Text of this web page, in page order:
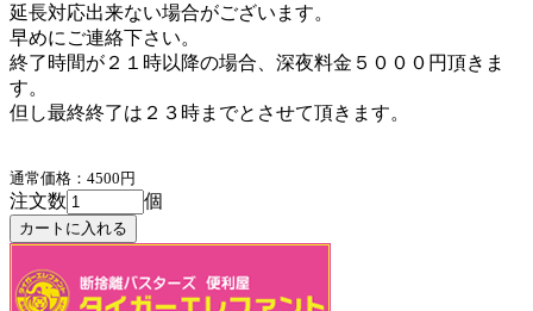
延長対応出来ない場合がございます。
早めにご連絡下さい。
終了時間が２１時以降の場合、深夜料金５０００円頂きま
す。
但し最終終了は２３時までとさせて頂きます。
通常価格：4500円
注文数 個